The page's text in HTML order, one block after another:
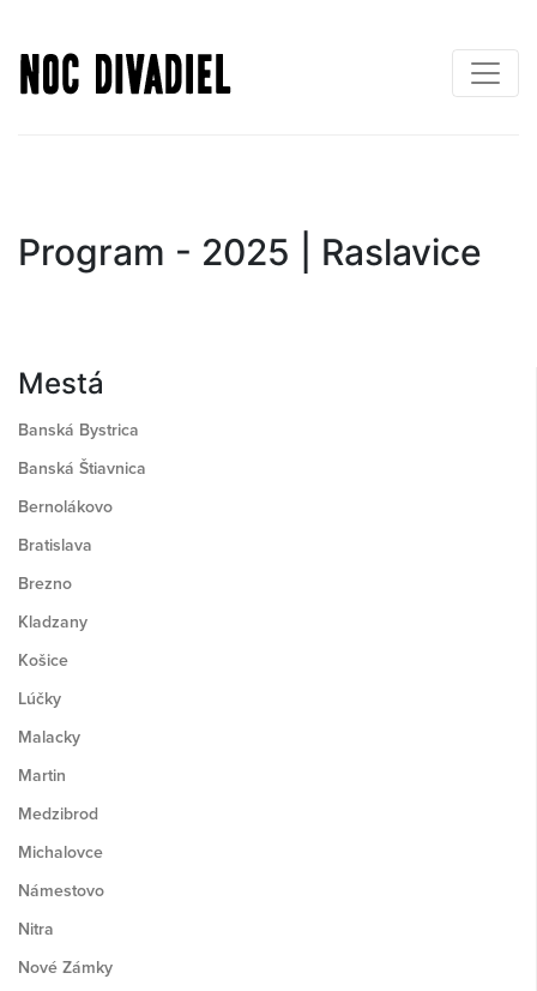
na
hlavný
Program - 2025 | Raslavice
Mestá
Banská Bystrica
Banská Štiavnica
Bernolákovo
Bratislava
Brezno
Kladzany
Košice
Lúčky
Malacky
Martin
Medzibrod
Michalovce
Námestovo
Nitra
Nové Zámky